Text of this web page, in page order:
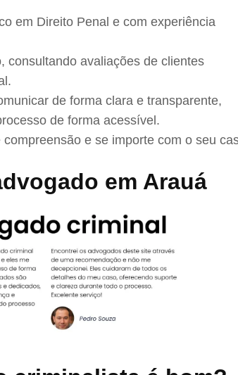
em Direito Penal e com experiência
consultando avaliações de clientes
de forma clara e transparente,
de forma acessível.
e se importe com o seu
em Arauá